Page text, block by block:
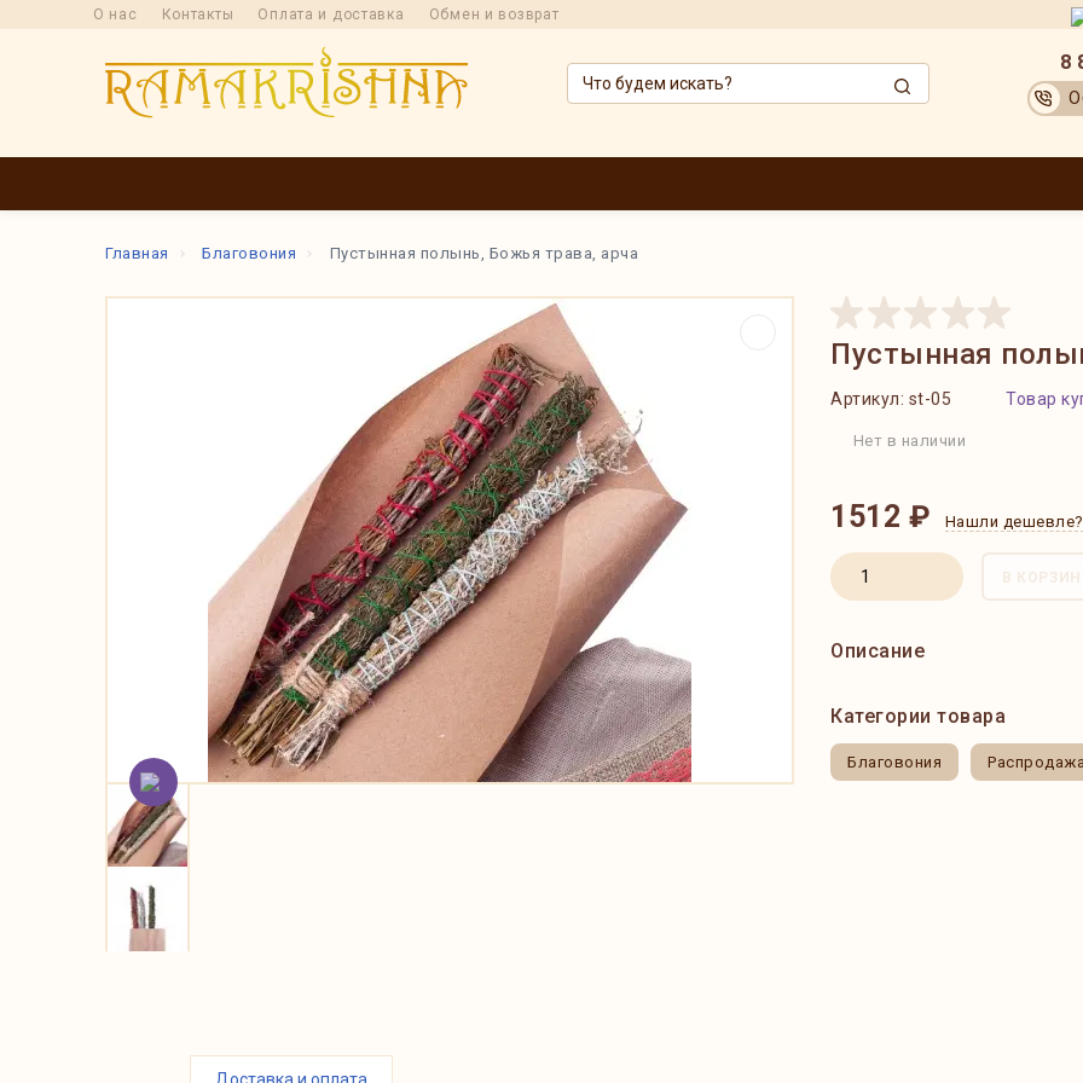
О нас Контакты Оплата и доставка Обмен и возврат
8
Главная Благовония Пустынная полынь, Божья трава, арча
Пустынная
Артикул: st-05 Товар
Нет в наличии
1512 ₽ Нашли дешевле?
В
Описание
Категории товара
Благовония